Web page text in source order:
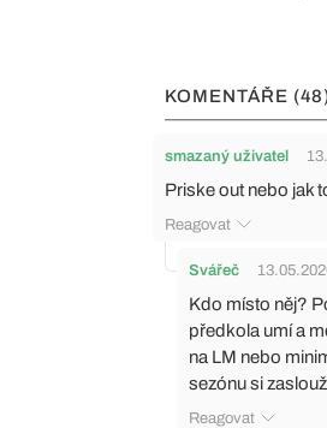
KOMENTÁŘE
smazaný uživatel
Priske out nebo jak
Reagovat
Svářeč
Kdo místo něj?
předkola umí a
na LM nebo
sezónu si
Reagovat